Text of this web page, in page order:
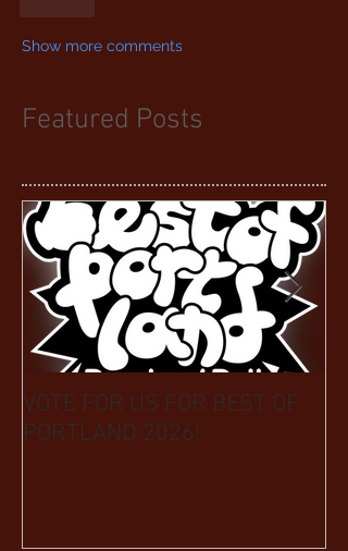
Show more comments
Featured Posts
VOTE FOR US FOR BEST OF
PORTLAND 2026!